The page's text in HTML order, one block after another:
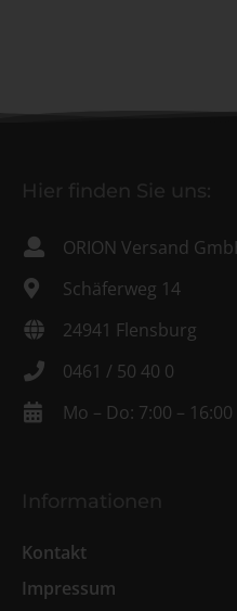
Hier finden Sie uns:
ORION Versand
Schäferweg 14
24941 Flensburg
0461 / 50 40 0
Mo – Do: 7:00 –
Informationen
Kontakt
Impressum